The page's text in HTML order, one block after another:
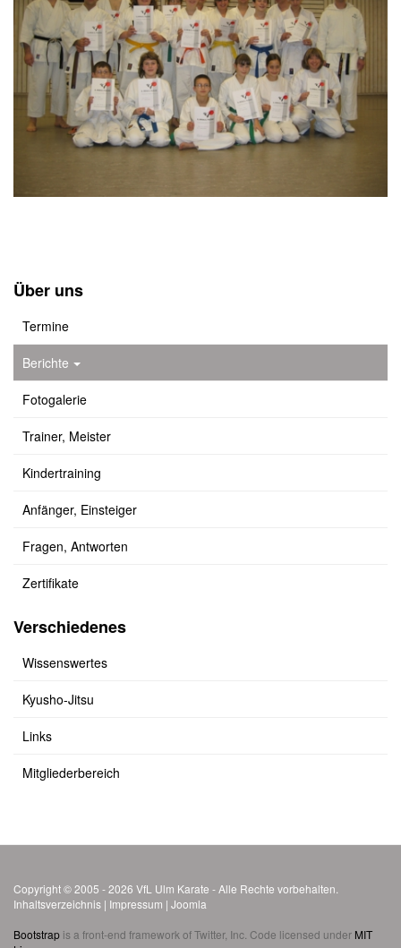
Über uns
Termine
Berichte
Fotogalerie
Trainer, Meister
Kindertraining
Anfänger, Einsteiger
Fragen, Antworten
Zertifikate
Verschiedenes
Wissenswertes
Kyusho-Jitsu
Links
Mitgliederbereich
Copyright © 2005 - 2026 VfL Ulm Karate - Alle Rechte vorbehalten.
Inhaltsverzeichnis | Impressum | Joomla
Bootstrap is a front-end framework of Twitter, Inc. Code licensed under MIT